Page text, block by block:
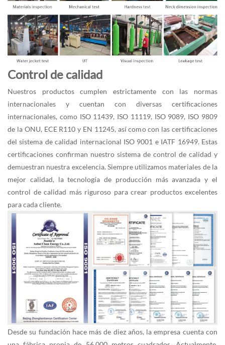
Control de calidad
Nuestros productos cumplen estrictamente con las normas
internacionales y cuentan con diversas certificaciones
internacionales, como ISO 11439, ISO 11119, ISO 9089, ISO 9809
de la ONU, ECE R110 y EN 11245, así como con las certificaciones
del sistema de calidad internacional ISO 9001 e IATF 16949. Estas
certificaciones confirman nuestro sistema de control de calidad y
demuestran nuestra excelencia. Siempre utilizamos materiales de la
mejor calidad, la tecnología de producción más avanzada y el
control de calidad más riguroso para crear productos excelentes
para cada cliente.
Desde su fundación hace más de diez años, la empresa cuenta con